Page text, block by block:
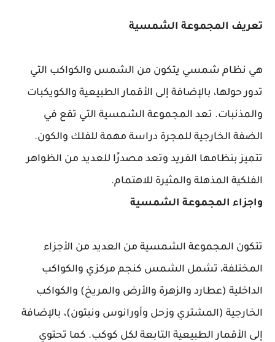
تعريف المجموعة الشمسية
هي نظام شمسي يتكون من الشمس والكواكب التي
تدور حولها، بالإضافة إلى الأقمار الطبيعية والكويكبات
والمذنبات. تعد المجموعة الشمسية التي تقع في
الضفة الخارجية للمجرة دراسة مهمة للفلك والكون.
تتميز بنظامها الفريد وتعد مصدرًا للعديد من الظواهر
الفلكية المذهلة والمثيرة للاهتمام.
واجزاء المجموعة الشمسية
تتكون المجموعة الشمسية من العديد من الأجزاء
المختلفة، تشمل الشمس كنجم مركزي والكواكب
الداخلية (عطارد والزهرة والأرض والمريخ) والكواكب
الخارجية (المشتري وزحل وأورانوس ونبتون)، بالإضافة
إلى الأقمار الطبيعية التابعة لكل كوكب. كما تحتوي